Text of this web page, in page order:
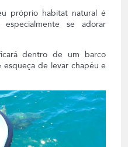
próprio habitat natural é
especialmente se adorar
dentro de um barco
esqueça de levar chapéu e